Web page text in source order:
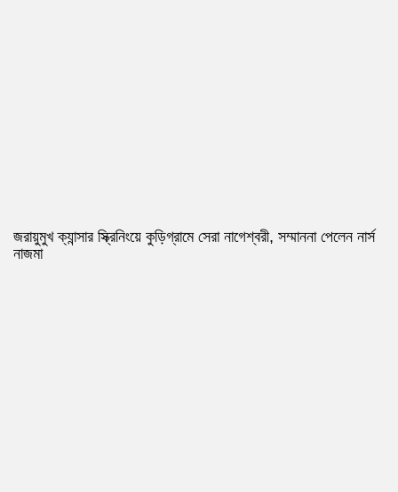
জরায়ুমুখ ক্যান্সার স্ক্রিনিংয়ে কুড়িগ্রামে সেরা নাগেশ্বরী, সম্মাননা পেলেন নার্স
নাজমা